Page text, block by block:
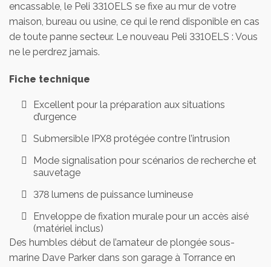
encassable, le Peli 3310ELS se fixe au mur de votre
maison, bureau ou usine, ce qui le rend disponible en cas
de toute panne secteur. Le nouveau Peli 3310ELS : Vous
ne le perdrez jamais.
Fiche technique
Excellent pour la préparation aux situations
d’urgence
Submersible IPX8 protégée contre l’intrusion
Mode signalisation pour scénarios de recherche et
sauvetage
378 lumens de puissance lumineuse
Enveloppe de fixation murale pour un accès aisé
(matériel inclus)
Des humbles début de l’amateur de plongée sous-
marine Dave Parker dans son garage à Torrance en